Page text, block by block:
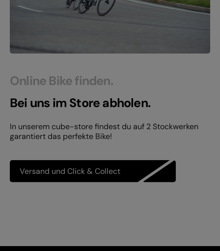
Online Bike finden.
Bei uns im Store abholen.
In unserem cube-store findest du auf 2 Stockwerken
garantiert das perfekte Bike!
Versand und Click & Collect